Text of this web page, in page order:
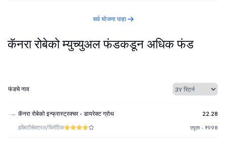
सर्व योजना पाहा
कॅनरा रोबेको म्युच्युअल फंडकडून अधिक फंड
फंडचे नाव
कॅनरा रोबेको इन्फ्रास्ट्रक्चर - डायरेक्ट ग्रोथ 22.28
इक्विटीसेक्टरल/थिमॅटिक एयूएम - ₹998